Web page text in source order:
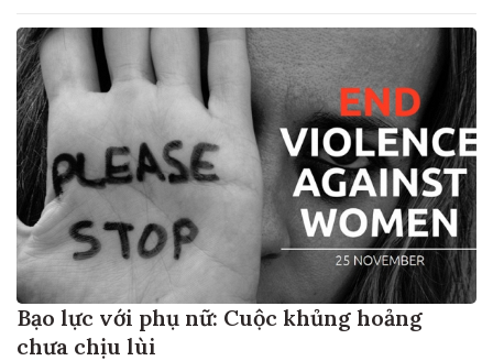
Bạo lực với phụ nữ: Cuộc khủng hoảng
chưa chịu lùi